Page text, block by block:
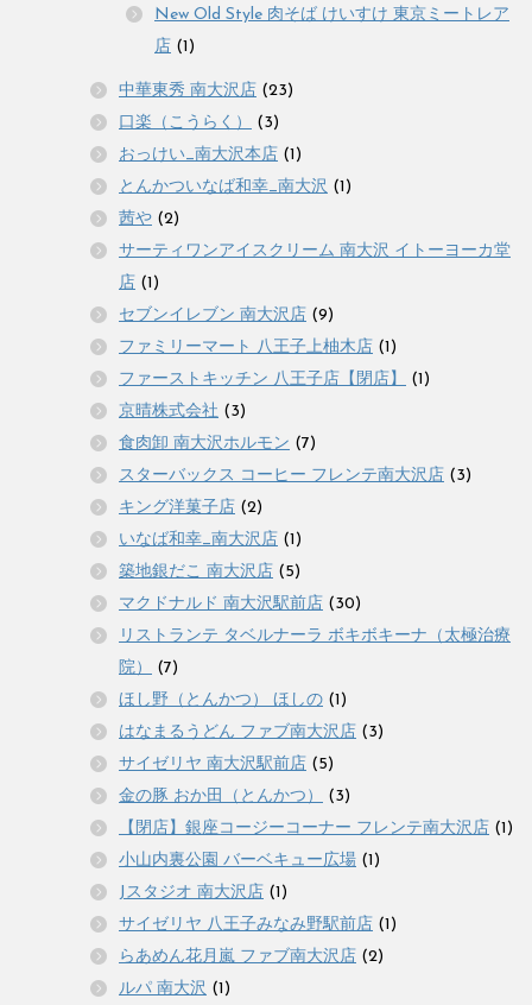
New Old Style 肉そば けいすけ 東京ミートレア
店 (1)
中華東秀 南大沢店 (23)
口楽（こうらく）
(3)
おっけい_南大沢本店 (1)
とんかついなば和幸_南大沢 (1)
茜や (2)
サーティワンアイスクリーム 南大沢 イトーヨーカ堂
店 (1)
セブンイレブン 南大沢店 (9)
ファミリーマート 八王子上柚木店 (1)
ファーストキッチン 八王子店【閉店】
(1)
京晴株式会社 (3)
食肉卸 南大沢ホルモン (7)
スターバックス コーヒー フレンテ南大沢店 (3)
キング洋菓子店 (2)
いなば和幸_南大沢店 (1)
築地銀だこ 南大沢店 (5)
マクドナルド 南大沢駅前店 (30)
リストランテ タベルナーラ ボキボキーナ（太極治療
院）
(7)
ほし野（とんかつ） ほしの (1)
はなまるうどん ファブ南大沢店 (3)
サイゼリヤ 南大沢駅前店 (5)
金の豚 おか田（とんかつ）
(3)
【閉店】銀座コージーコーナー フレンテ南大沢店 (1)
小山内裏公園 バーベキュー広場 (1)
Jスタジオ 南大沢店 (1)
サイゼリヤ 八王子みなみ野駅前店 (1)
らあめん花月嵐 ファブ南大沢店 (2)
ルパ 南大沢 (1)